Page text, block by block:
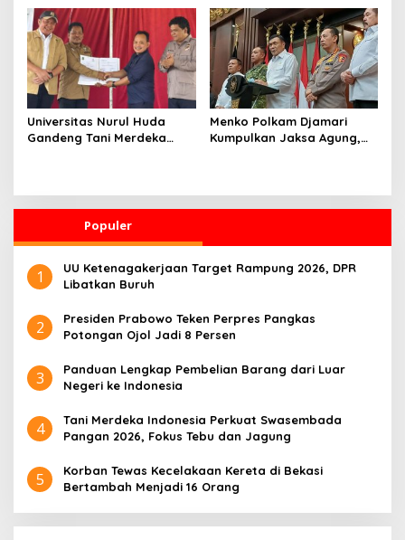
Sains dan Teknologi
Rehabilitasi Lahan
Pertanian Pascabanjir
Universitas Nurul Huda
Gandeng Tani Merdeka
Menko Polkam Djamari
Kumpulkan Jaksa Agung,
Populer
1
UU Ketenagakerjaan Target Rampung 2026, DPR
Libatkan Buruh
2
Presiden Prabowo Teken Perpres Pangkas
Potongan Ojol Jadi 8 Persen
3
Panduan Lengkap Pembelian Barang dari Luar
Negeri ke Indonesia
4
Tani Merdeka Indonesia Perkuat Swasembada
Pangan 2026, Fokus Tebu dan Jagung
5
Korban Tewas Kecelakaan Kereta di Bekasi
Bertambah Menjadi 16 Orang